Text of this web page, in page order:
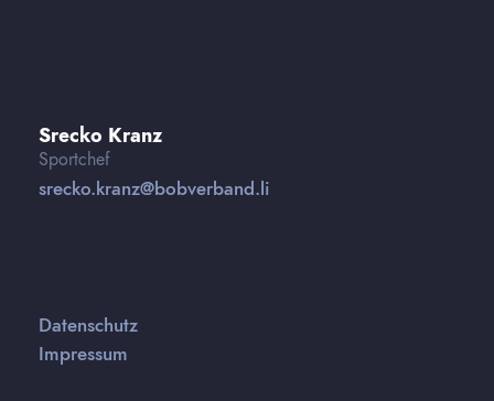
Srecko Kranz
Sportchef
srecko.kranz@bobverband.li
Datenschutz
Impressum